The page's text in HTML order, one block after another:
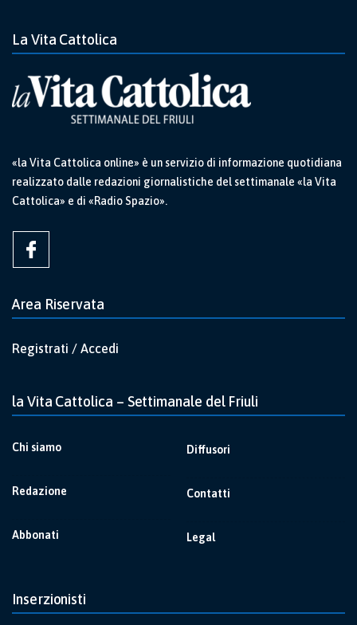
La Vita Cattolica
«la Vita Cattolica online» è un servizio di informazione quotidiana
realizzato dalle redazioni giornalistiche del settimanale «la Vita
Cattolica» e di «Radio Spazio».
Area Riservata
Registrati / Accedi
la Vita Cattolica – Settimanale del Friuli
Chi siamo
Redazione
Abbonati
Diffusori
Contatti
Legal
Inserzionisti